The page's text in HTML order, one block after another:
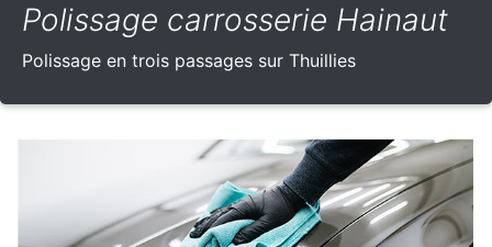
Polissage carrosserie Hainaut
Polissage en trois passages sur Thuillies